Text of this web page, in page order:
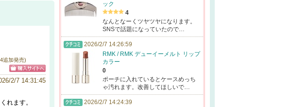
追加発売)
2/7 14:31:45
れます。
ック
4
なんとなーくツヤツヤになります。
SNSで話題になっていたので…
2026/2/7 14:26:59
RMK / RMK デューイーメルト リップ
カラー
0
ポーチに入れているとケースめっち
ゃ汚れます。改善してほしいで…
2026/2/7 14:24:39